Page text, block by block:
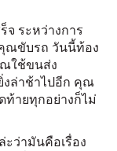
จ ระหว่างการ
คุณขับรถ วันนี้ท้อง
ใช้ขนส่ง
งล่าช้าไปอีก คุณ
ท้ายทุกอย่างก็ไม่
ว่ามันคือเรื่อง